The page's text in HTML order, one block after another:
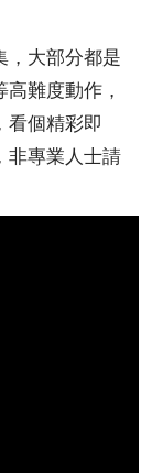
，大部分都是
難度動作，
看個精彩即
非專業人士請